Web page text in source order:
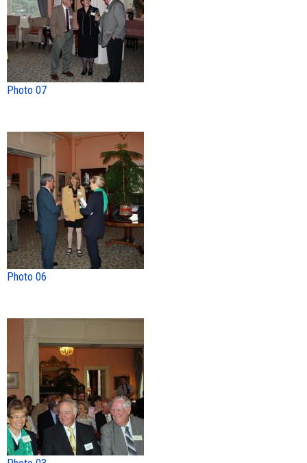
Photo 07
Photo 06